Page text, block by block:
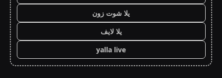
يلا شوت زون
يلا لايف
yalla live